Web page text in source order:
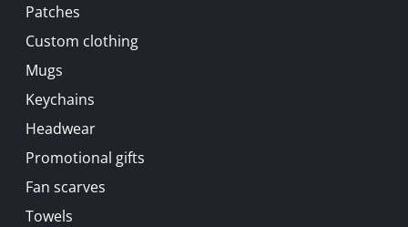
Patches
Custom clothing
Mugs
Keychains
Headwear
Promotional gifts
Fan scarves
Towels